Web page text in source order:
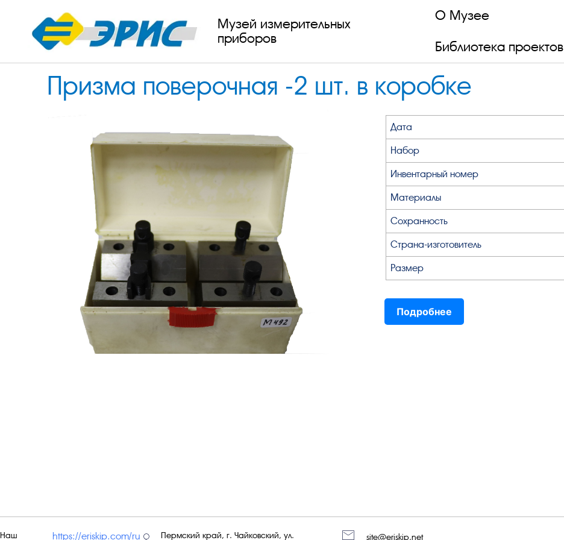
Музей измерительных
приборов
О Музее
Библиотека проектов
Призма поверочная -2 шт. в коробке
Дата
Набор
Инвентарный номер
Материалы
Сохранность
Страна-изготовитель
Размер
Подробнее
Наш https://eriskip.com/ru Пермский край, г. Чайковский, ул. site@eriskip.net